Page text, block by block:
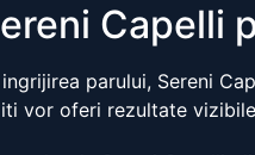
Capelli
parului, Sereni
vor oferi rezultate